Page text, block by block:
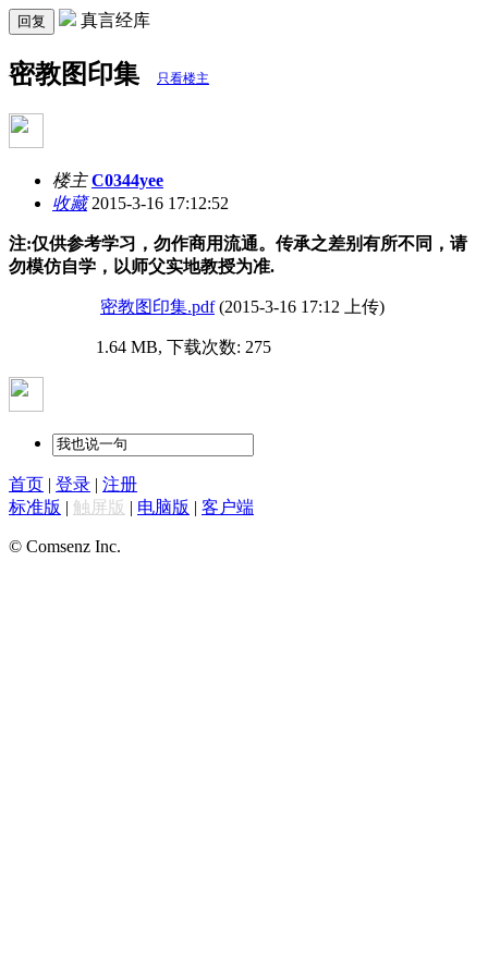
回复 真言经库
密教图印集 只看楼主
楼主 C0344yee
收藏2015-3-16 17:12:52
注:仅供参考学习，勿作商用流通。传承之差别有所不同，请
勿模仿自学， 以师父实地教授为准.
密教图印集.pdf (2015-3-16 17:12 上传)
1.64 MB, 下载次数: 275
首页 | 登录 | 注册
标准版 | 触屏版 | 电脑版 | 客户端
© Comsenz Inc.